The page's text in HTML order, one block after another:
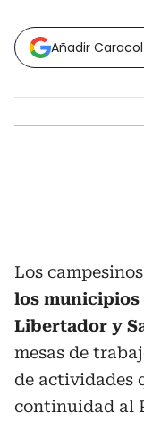
Añadir
Los
los
Libertador y
mesas de
de actividades
continuidad al